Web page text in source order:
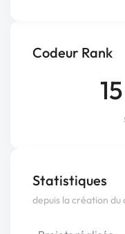
Codeur Rank
Statistiques
depuis la création du